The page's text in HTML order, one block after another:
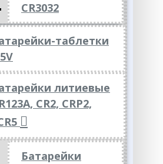
CR3032
таблетки
литиевые
CR2, CRP2,
Батарейки